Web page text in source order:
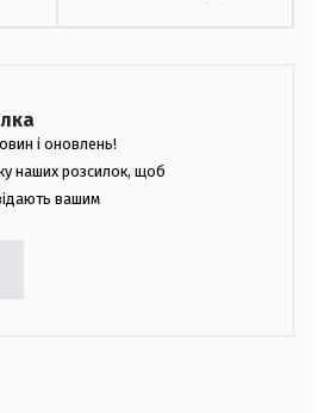
і оновлень!
наших розсилок, щоб
вашим